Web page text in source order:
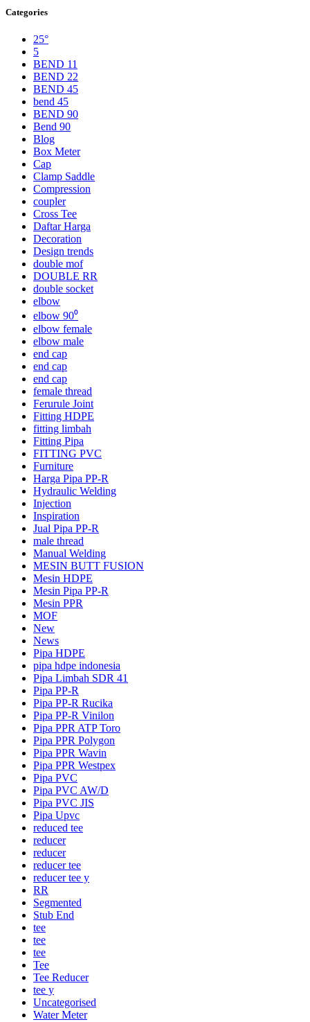
Categories
25°
5
BEND 11
BEND 22
BEND 45
bend 45
BEND 90
Bend 90
Blog
Box Meter
Cap
Clamp Saddle
Compression
coupler
Cross Tee
Daftar Harga
Decoration
Design trends
double mof
DOUBLE RR
double socket
elbow
elbow 90⁰
elbow female
elbow male
end cap
end cap
end cap
female thread
Ferurule Joint
Fitting HDPE
fitting limbah
Fitting Pipa
FITTING PVC
Furniture
Harga Pipa PP-R
Hydraulic Welding
Injection
Inspiration
Jual Pipa PP-R
male thread
Manual Welding
MESIN BUTT FUSION
Mesin HDPE
Mesin Pipa PP-R
Mesin PPR
MOF
New
News
Pipa HDPE
pipa hdpe indonesia
Pipa Limbah SDR 41
Pipa PP-R
Pipa PP-R Rucika
Pipa PP-R Vinilon
Pipa PPR ATP Toro
Pipa PPR Polygon
Pipa PPR Wavin
Pipa PPR Westpex
Pipa PVC
Pipa PVC AW/D
Pipa PVC JIS
Pipa Upvc
reduced tee
reducer
reducer
reducer tee
reducer tee y
RR
Segmented
Stub End
tee
tee
tee
Tee
Tee Reducer
tee y
Uncategorised
Water Meter